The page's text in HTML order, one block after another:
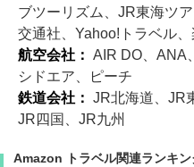
ブツーリズム、JR東海ツ
交通社、Yahoo!トラベル
航空会社： AIR DO、ANA
シドエア、ピーチ
鉄道会社： JR北海道、JR
JR四国、JR九州
Amazon トラベル関連ランキン